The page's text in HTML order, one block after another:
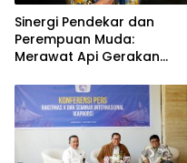
Sinergi Pendekar dan
Perempuan Muda:
Merawat Api Gerakan